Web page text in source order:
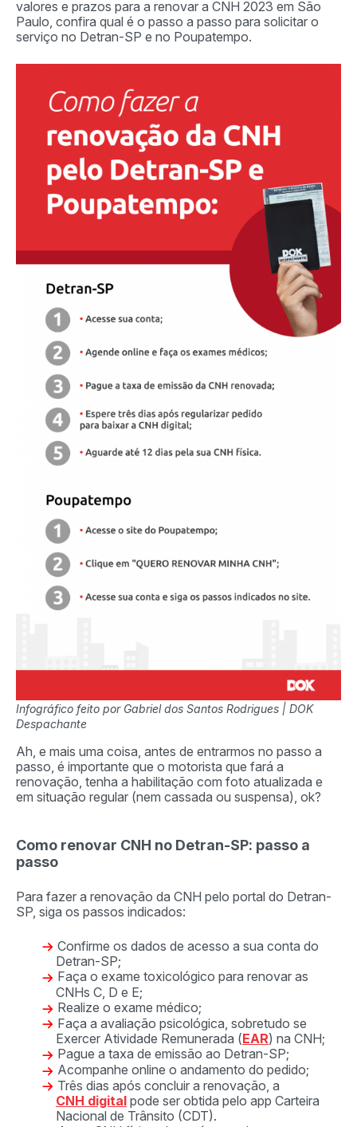
valores e prazos para a renovar a CNH 2023 em São
Paulo, confira qual é o passo a passo para solicitar o
serviço no Detran-SP e no Poupatempo.
Infográfico feito por Gabriel dos Santos Rodrigues | DOK
Despachante
Ah, e mais uma coisa, antes de entrarmos no passo a
passo, é importante que o motorista que fará a
renovação, tenha a habilitação com foto atualizada e
em situação regular (nem cassada ou suspensa), ok?
Como renovar CNH no Detran-SP: passo a
passo
Para fazer a renovação da CNH pelo portal do Detran-
SP, siga os passos indicados:
Confirme os dados de acesso a sua conta do
Detran-SP;
Faça o exame toxicológico para renovar as
CNHs C, D e E;
Realize o exame médico;
Faça a avaliação psicológica, sobretudo se
Exercer Atividade Remunerada (EAR) na CNH;
Pague a taxa de emissão ao Detran-SP;
Acompanhe online o andamento do pedido;
Três dias após concluir a renovação, a
CNH digital pode ser obtida pelo app Carteira
Nacional de Trânsito (CDT).